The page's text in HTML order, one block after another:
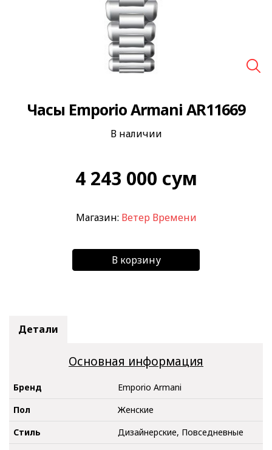
Часы Emporio Armani AR11669
В наличии
4 243 000 сум
Магазин: Ветер Времени
В корзину
Детали
Основная информация
Бренд
Emporio Armani
Пол
Женские
Стиль
Дизайнерские, Повседневные